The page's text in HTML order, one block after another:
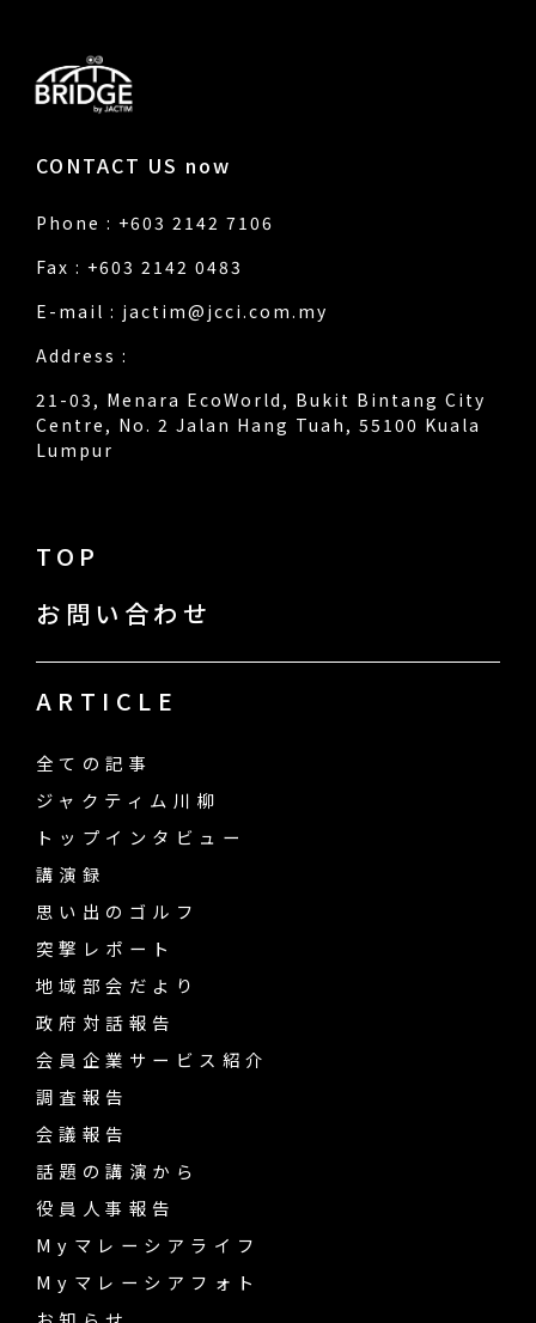
CONTACT US now
Phone : +603 2142 7106
Fax : +603 2142 0483
E-mail : jactim@jcci.com.my
Address :
21-03, Menara EcoWorld, Bukit Bintang City
Centre, No. 2 Jalan Hang Tuah, 55100 Kuala
Lumpur
TOP
お問い合わせ
ARTICLE
全ての記事
ジャクティム川柳
トップインタビュー
講演録
思い出のゴルフ
突撃レポート
地域部会だより
政府対話報告
会員企業サービス紹介
調査報告
会議報告
話題の講演から
役員人事報告
Myマレーシアライフ
Myマレーシアフォト